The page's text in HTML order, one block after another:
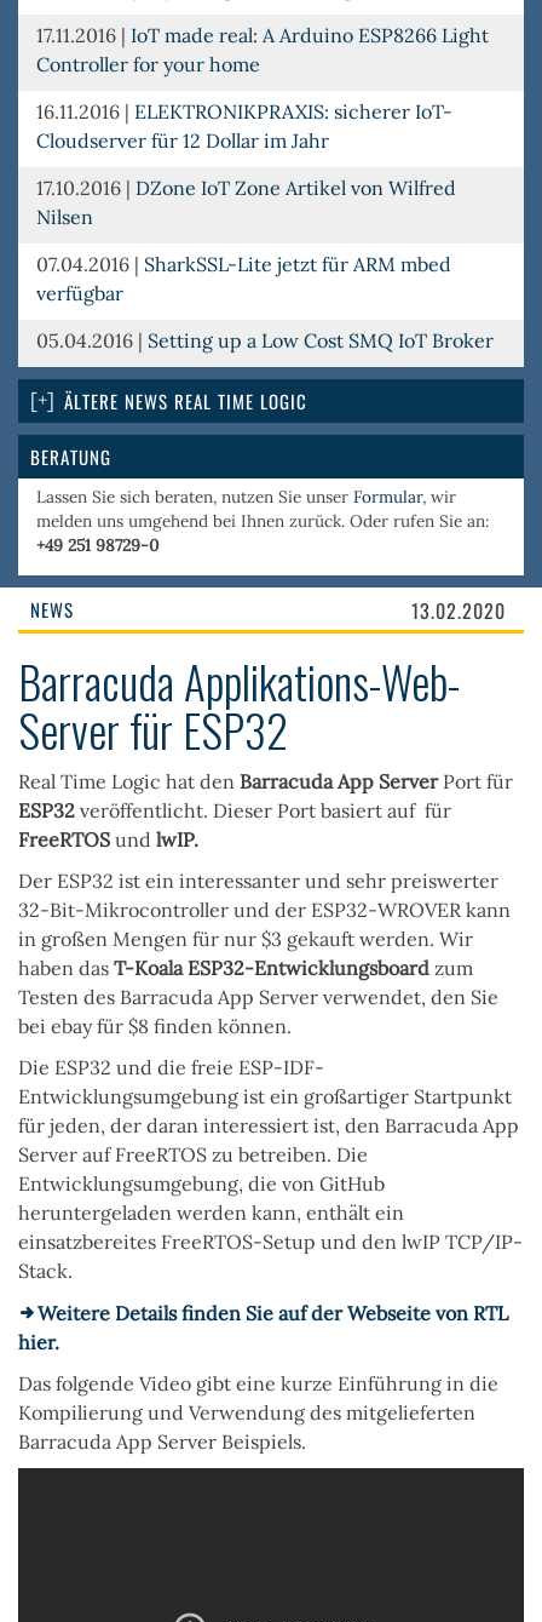
17.11.2016 | IoT made real: A Arduino ESP8266 Light
Controller for your home
16.11.2016 | ELEKTRONIKPRAXIS: sicherer IoT-
Cloudserver für 12 Dollar im Jahr
17.10.2016 | DZone IoT Zone Artikel von Wilfred
Nilsen
07.04.2016 | SharkSSL-Lite jetzt für ARM mbed
verfügbar
05.04.2016 | Setting up a Low Cost SMQ IoT Broker
ÄLTERE NEWS REAL TIME LOGIC
BERATUNG
Lassen Sie sich beraten, nutzen Sie unser Formular, wir
melden uns umgehend bei Ihnen zurück. Oder rufen Sie an:
+49 251 98729-0
NEWS 13.02.2020
Barracuda Applikations-Web-
Server für ESP32
Real Time Logic hat den Barracuda App ServerPort für
ESP32 veröffentlicht. Dieser Port basiert auf für
FreeRTOS und lwIP.
Der ESP32 ist ein interessanter und sehr preiswerter
32-Bit-Mikrocontroller und der ESP32-WROVER kann
in großen Mengen für nur $3 gekauft werden. Wir
haben das T-Koala ESP32-Entwicklungsboard zum
Testen des Barracuda App Server verwendet, den Sie
bei ebay für $8 finden können.
Die ESP32 und die freie ESP-IDF-
Entwicklungsumgebung ist ein großartiger Startpunkt
für jeden, der daran interessiert ist, den Barracuda App
Server auf FreeRTOS zu betreiben. Die
Entwicklungsumgebung, die von GitHub
heruntergeladen werden kann, enthält ein
einsatzbereites FreeRTOS-Setup und den lwIP TCP/IP-
Stack.
Weitere Details finden Sie auf der Webseite von RTL
hier.
Das folgende Video gibt eine kurze Einführung in die
Kompilierung und Verwendung des mitgelieferten
Barracuda App Server Beispiels.